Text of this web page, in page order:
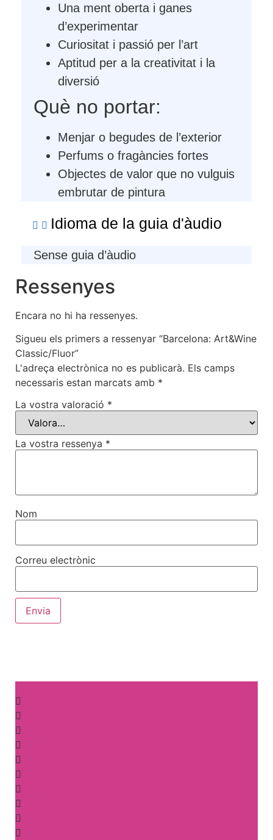
Una ment oberta i ganes
d’experimentar
Curiositat i passió per l’art
Aptitud per a la creativitat i la
diversió
Què no portar:
Menjar o begudes de l’exterior
Perfums o fragàncies fortes
Objectes de valor que no vulguis
embrutar de pintura
Idioma de la guia d'àudio
Sense guia d’àudio
Ressenyes
Encara no hi ha ressenyes.
Sigueu els primers a ressenyar “Barcelona: Art&Wine
Classic/Fluor”
L'adreça electrònica no es publicarà. Els camps
necessaris estan marcats amb *
La vostra valoració *
La vostra ressenya *
Nom
Correu electrònic